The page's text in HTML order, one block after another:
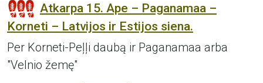
Atkarpa 15. Ape – Paganamaa –
Korneti – Latvijos ir Estijos siena.
Per Korneti-Peļļi daubą ir Paganamaa arba
"Velnio žemę"